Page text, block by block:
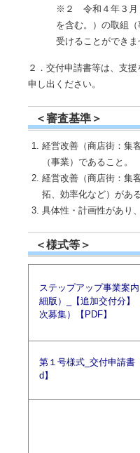
※２ 令和４年３月
を含む。）の取組
受けることができま
２．交付申請書等は、支
申し出ください。
＜審査基準＞
経営改善（商店街：集
（事業）であること。
経営改善（商店街：集
拓、効率化など）があ
具体性・計画性があり
＜様式等＞
ステップアップ事業案
細版）_【追加交付分】
次募集）【PDF】
第１号様式_交付申請書
d】